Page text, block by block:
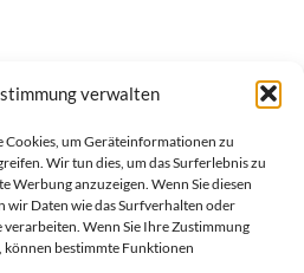
verwalten
um Geräteinformationen zu
Wir tun dies, um das Surferlebnis zu
Werbung anzuzeigen. Wenn Sie diesen
wir Daten wie das Surfverhalten oder
Wenn Sie Ihre Zustimmung
bestimmte Funktionen